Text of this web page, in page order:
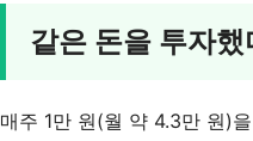
같은 돈을 투자
매주 1만 원(월 약 4.3만 원)